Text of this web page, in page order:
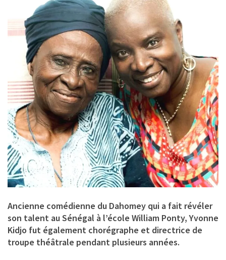
Ancienne comédienne du Dahomey qui a fait révéler
son talent au Sénégal à l’école William Ponty, Yvonne
Kidjo fut également chorégraphe et directrice de
troupe théâtrale pendant plusieurs années.